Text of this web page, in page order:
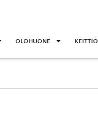
OLOHUONE KEITTIÖ